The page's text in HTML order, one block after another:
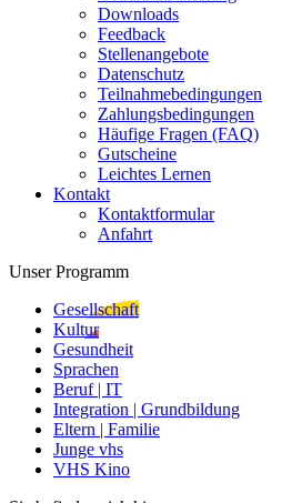
Downloads
Feedback
Stellenangebote
Datenschutz
Teilnahmebedingungen
Zahlungsbedingungen
Häufige Fragen (FAQ)
Gutscheine
Leichtes Lernen
Kontakt
Kontaktformular
Anfahrt
Unser Programm
Gesellschaft
Kultur
Gesundheit
Sprachen
Beruf | IT
Integration | Grundbildung
Eltern | Familie
Junge vhs
VHS Kino